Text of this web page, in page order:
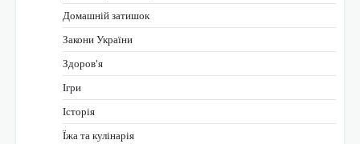
Домашній затишок
Закони України
Здоров'я
Ігри
Історія
Їжа та кулінарія